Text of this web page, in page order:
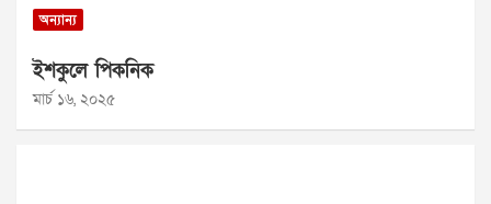
অন্যান্য
ইশকুলে পিকনিক
মার্চ ১৬, ২০২৫